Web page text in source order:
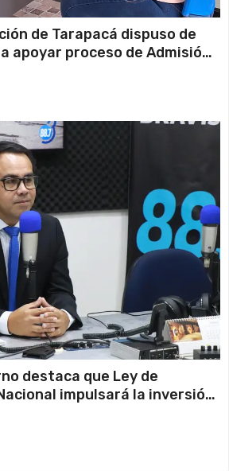
de Tarapacá dispuso de
apoyar proceso de Admisión
destaca que Ley de
impulsará la inversión